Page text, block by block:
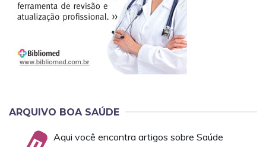
ARQUIVO BOA SAÚDE
Aqui você encontra artigos sobre Saúde